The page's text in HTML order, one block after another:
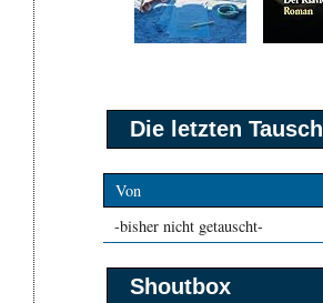
Die letzten
Von
-bisher nicht getauscht-
Shoutbox